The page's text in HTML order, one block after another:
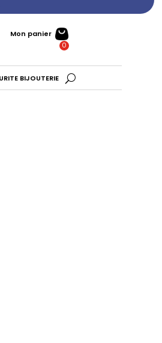
✦
Mon panier
BIJOUTERIE